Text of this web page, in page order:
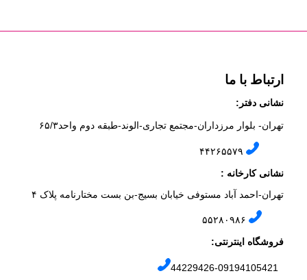
ارتباط با ما
نشانی دفتر:
تهران- بلوار مرزداران-مجتمع تجاری-الوند-طبقه دوم واحد۶ ۵/۳
۴۴ ۲۶۵۵۷۹
نشانی کارخانه :
تهران-احمد آباد مستوفی خیابان بسیج-بن بست مختارنامه پلاک ۴
۵۵۲۸۰۹۸۶
فروشگاه اینترنتی:
44229426-09194105421